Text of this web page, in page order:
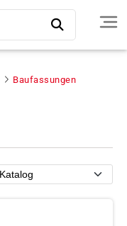
Baufassungen